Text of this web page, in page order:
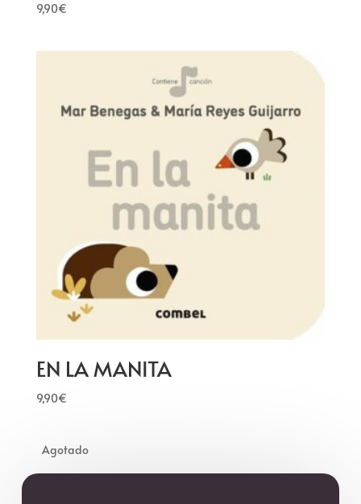
9,90€
EN LA MANITA
9,90€